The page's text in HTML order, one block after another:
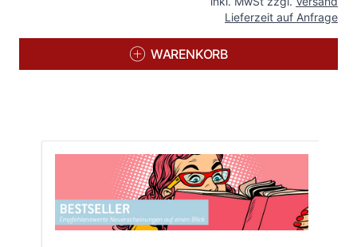
Lieferzeit auf Anfrage
WARENKORB